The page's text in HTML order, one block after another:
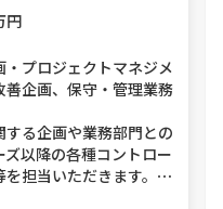
円
プロジェクトマネジメ
善企画、保守・管理業務
る企画や業務部門との
以降の各種コントロー
担当いただきます。 ⋯